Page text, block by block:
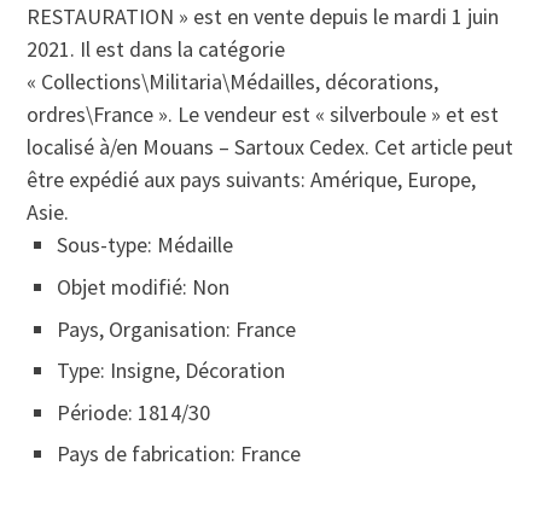
RESTAURATION » est en vente depuis le mardi 1 juin
2021. Il est dans la catégorie
« Collections\Militaria\Médailles, décorations,
ordres\France ». Le vendeur est « silverboule » et est
localisé à/en Mouans – Sartoux Cedex. Cet article peut
être expédié aux pays suivants: Amérique, Europe,
Asie.
Sous-type: Médaille
Objet modifié: Non
Pays, Organisation: France
Type: Insigne, Décoration
Période: 1814/30
Pays de fabrication: France